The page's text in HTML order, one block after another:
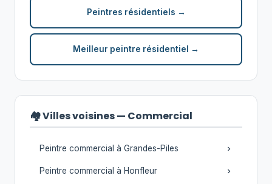
Peintres résidentiels →
Meilleur peintre résidentiel →
🏘️ Villes voisines — Commercial
Peintre commercial à Grandes-Piles
Peintre commercial à Honfleur